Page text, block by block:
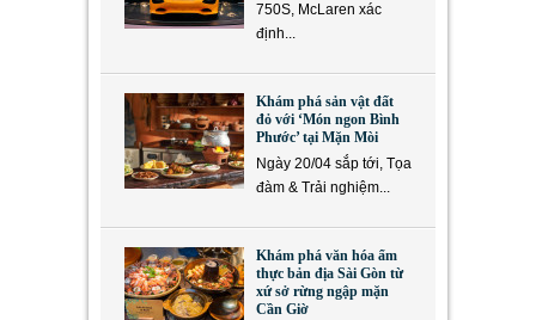
750S, McLaren xác
định...
Khám phá sản vật đất
đỏ với ‘Món ngon Bình
Phước’ tại Mặn Mòi
Ngày 20/04 sắp tới, Tọa
đàm & Trải nghiệm...
Khám phá văn hóa ẩm
thực bản địa Sài Gòn từ
xứ sở rừng ngập mặn
Cần Giờ